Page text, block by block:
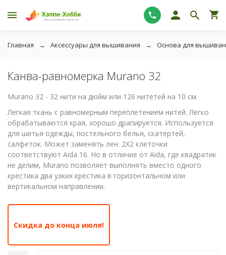
Главная Аксессуары для вышивания Основа для
Канва-равномерка Murano 32
Murano 32 - 32 нити на дюйм или 126 нитетей на 10 см.
Легкая ткань с равномерным переплетением нитей. Легко
обрабатываются края, хорошо драпируется. Используется
для шитья одежды, постельного белья, скатертей,
салфеток. Может заменять лен. 2X2 клеточки
соответствуют Aida 16. Но в отличие от Aida, где квадратик
не делим, Murano позволяет выполнять вместо одного
крестика два узких крестика в горизонтальном или
вертикальном направлении.
Скидка до конца июля!